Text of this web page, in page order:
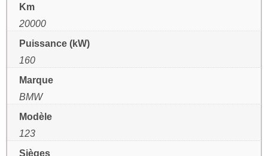
Km
20000
Puissance (kW)
160
Marque
BMW
Modèle
123
Sièges